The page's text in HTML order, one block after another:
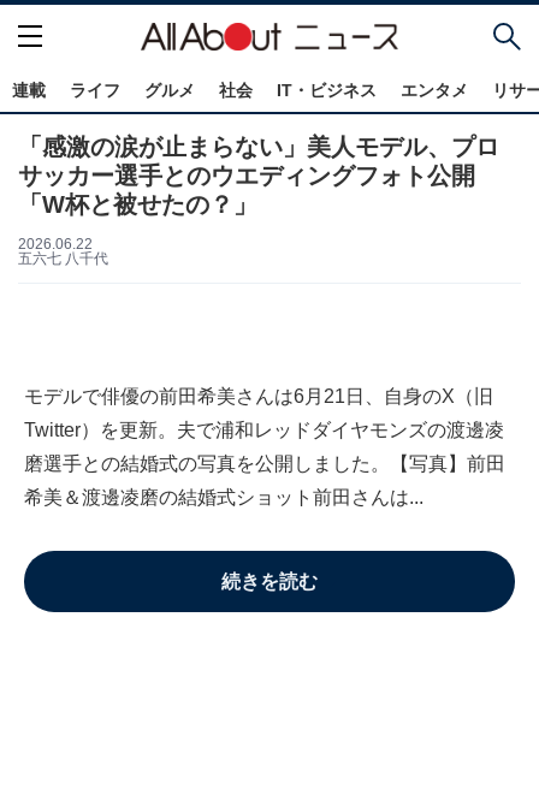
連載 ライフ グルメ 社会 IT・ビジネス エンタメ リサ
「感激の涙が止まらない」美人モデル、プロ
サッカー選手とのウエディングフォト公開
「W杯と被せたの？」
2026.06.22
五六七 八千代
モデルで俳優の前田希美さんは6月21日、自身のX（旧
Twitter）を更新。夫で浦和レッドダイヤモンズの渡邊凌
磨選手との結婚式の写真を公開しました。【写真】前田
希美＆渡邊凌磨の結婚式ショット前田さんは...
続きを読む